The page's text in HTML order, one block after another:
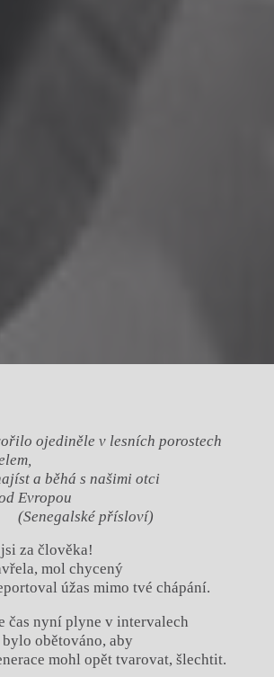
ojediněle v lesních porostech
a běhá s našimi otci
Evropou
(Senegalské přísloví)
za člověka!
mol chycený
úžas mimo tvé chápání.
čas nyní plyne v intervalech
obětováno, aby
mohl opět tvarovat, šlechtit.